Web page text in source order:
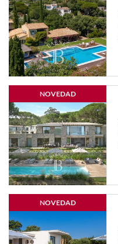
NOVEDAD
NOVEDAD